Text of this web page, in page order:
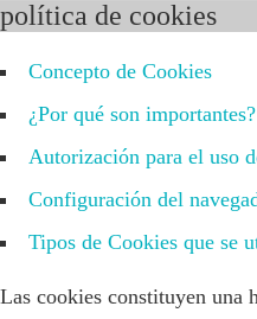
política de cookies
Concepto de Cookies
¿Por qué son importantes?
Autorización para el uso
Configuración del
Tipos de Cookies que se
Las cookies constituyen una